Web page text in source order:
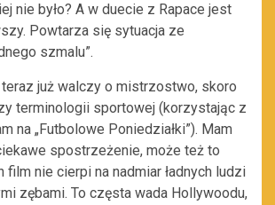
nie było? A w duecie z Rapace jest
Powtarza się sytuacja ze
szmalu”.
teraz już walczy o mistrzostwo, skoro
terminologii sportowej (korzystając z
na „Futbolowe Poniedziałki”). Mam
spostrzeżenie, może też to
film nie cierpi na nadmiar ładnych ludzi
zębami. To częsta wada Hollywoodu,